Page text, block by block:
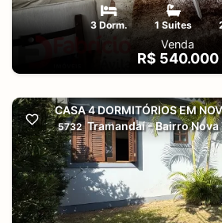
3 Dorm. 1 Suites
Venda
R$ 540.000
CASA 4 DORMITÓRIOS EM
5732 Tramandaí - Bairro Nova